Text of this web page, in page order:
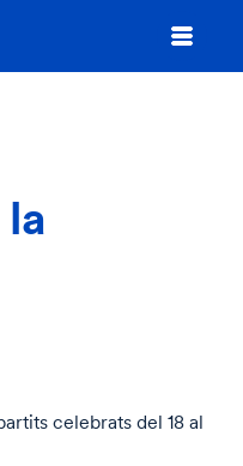
celebrats del 18 al